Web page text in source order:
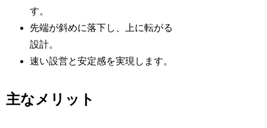
す。
先端が斜めに落下し、上に転がる
設計。
速い設営と安定感を実現します。
主なメリット